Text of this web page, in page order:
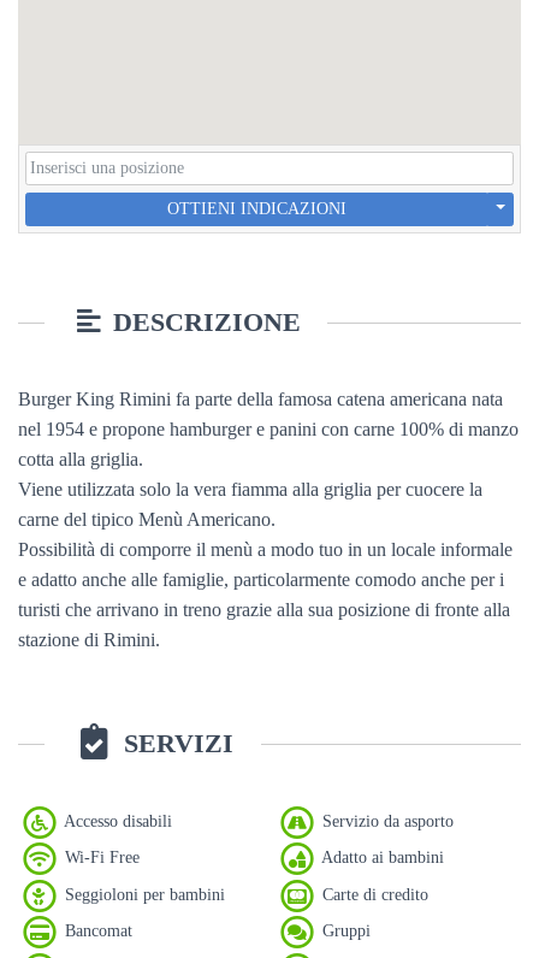
OTTIENI INDICAZIONI
DESCRIZIONE
Burger King Rimini fa parte della famosa catena americana nata
nel 1954 e propone hamburger e panini con carne 100% di manzo
cotta alla griglia.
Viene utilizzata solo la vera fiamma alla griglia per cuocere la
carne del tipico Menù Americano.
Possibilità di comporre il menù a modo tuo in un locale informale
e adatto anche alle famiglie, particolarmente comodo anche per i
turisti che arrivano in treno grazie alla sua posizione di fronte alla
stazione di Rimini.
SERVIZI
Accesso disabili Servizio da asporto
Wi-Fi Free Adatto ai bambini
Seggioloni per bambini Carte di credito
Bancomat Gruppi